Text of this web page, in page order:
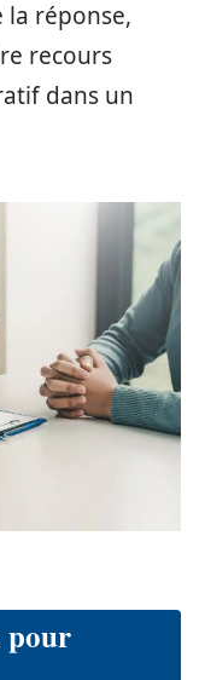
la réponse,
recours
dans un
pour